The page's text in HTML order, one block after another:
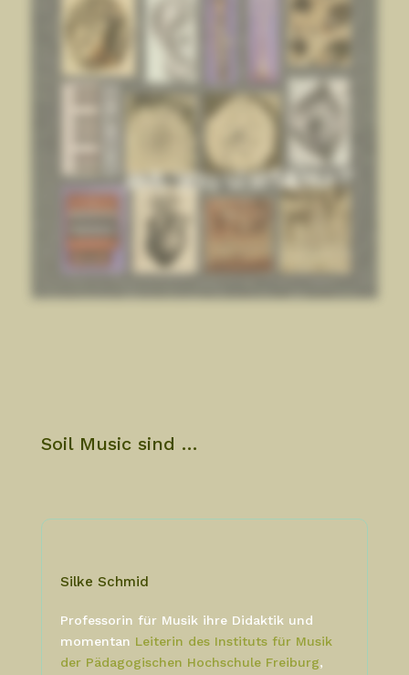
Soil Music sind …
Silke Schmid
Professorin für Musik ihre Didaktik und
momentan Leiterin des Instituts für Musik
der Pädagogischen Hochschule Freiburg,